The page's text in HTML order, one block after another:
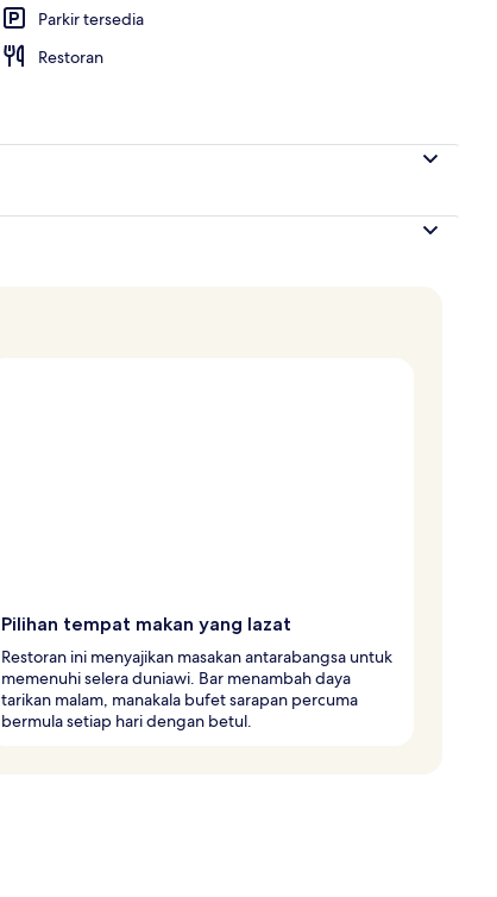
Parkir tersedia
Restoran
Pilihan tempat makan yang lazat
Restoran ini menyajikan masakan antarabangsa untuk
memenuhi selera duniawi. Bar menambah daya
tarikan malam, manakala bufet sarapan percuma
bermula setiap hari dengan betul.